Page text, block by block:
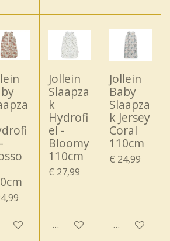
winkelwagen
Jollein
Slaapza
k
Hydrofi
el -
Bloomy
110cm
€ 27,99
In winkelwagen
Jollein
Baby
Slaapza
k Jersey
Coral
110cm
€ 24,99
In